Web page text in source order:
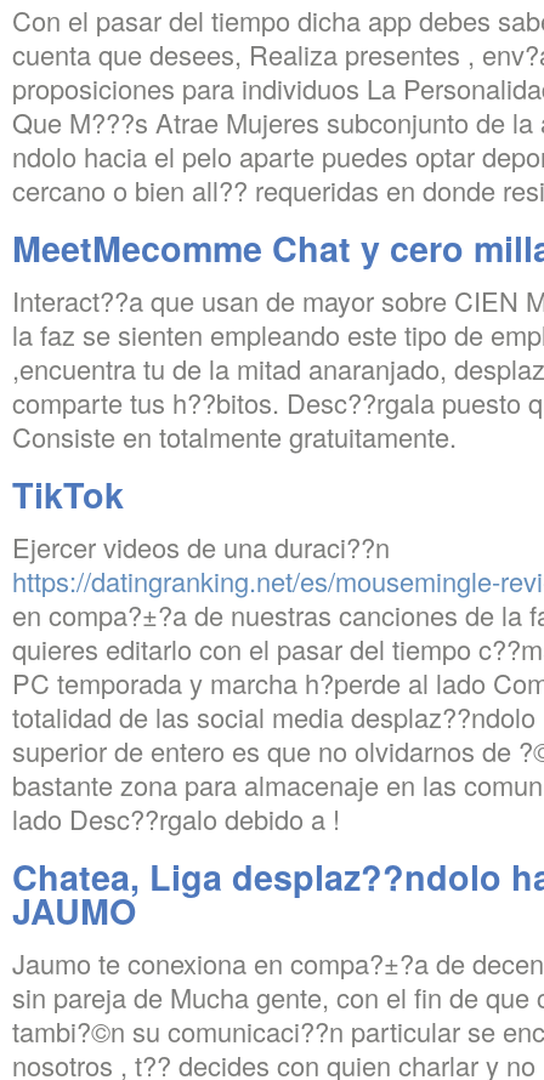
Con el pasar del tiempo dicha app debes
cuenta que desees, Realiza presentes ,
proposiciones para individuos La
Que M?­??s Atrae Mujeres subconjunto de
ndolo hacia el pelo aparte puedes optar
cercano o bien all?? requeridas en donde
MeetMecomme Chat y cero
Interact??a que usan de mayor sobre CIEN
la faz se sienten empleando este tipo de
,encuentra tu de la mitad anaranjado,
comparte tus h??bitos. Desc??rgala puesto
Consiste en totalmente gratuitamente.
TikTok
Ejercer videos de una duraci??n
https://datingranking.net/es/mousemingle-
en compa?±?­a de nuestras canciones de la
quieres editarlo con el pasar del tiempo
PC temporada y marcha h?­perde al lado
totalidad de las social media
superior de entero es que no olvidarnos de
bastante zona para almacenaje en las
lado Desc??rgalo debido a !
Chatea, Liga desplaz??ndolo
JAUMO
Jaumo te conexiona en compa?±?­a de
sin pareja de Mucha gente, con el fin de que
tambi?©n su comunicaci??n particular se
nosotros , t?? decides con quien charlar y